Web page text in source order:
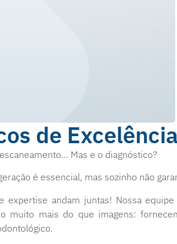
de Excelência
Mas e o diagnóstico?
é essencial, mas sozinho não
expertise andam juntas! Nossa
muito mais do que imagens: